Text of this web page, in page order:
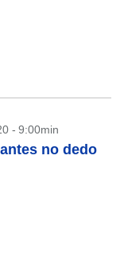
- 9:00min
no dedo